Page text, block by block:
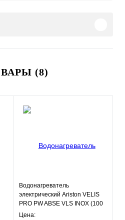
(8)
Водонагреватель
электрический Ariston VELIS
PRO PW ABSE VLS INOX (100
л.) настенный, нерж. сталь, Т
Цена: